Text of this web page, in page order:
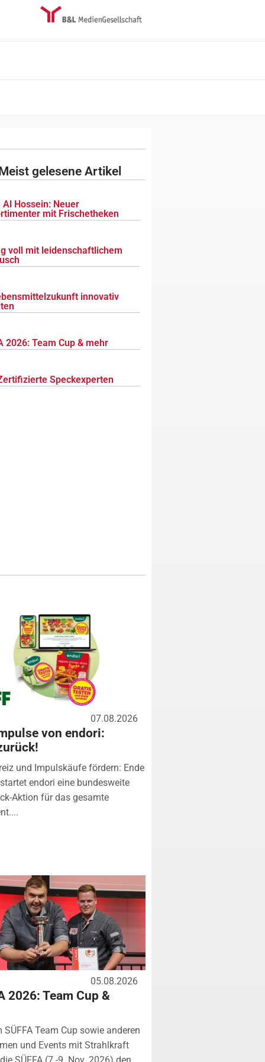
gelesene Artikel
Al Hossein: Neuer
mit Frischetheken
voll mit leidenschaftlichem
innovativ
2026: Team Cup & mehr
Speckexperten
07.08.2026
von endori:
und Impulskäufe fördern: Ende
endori eine bundesweite
Aktion für das gesamte
05.08.2026
2026: Team Cup &
SÜFFA Team Cup sowie anderen
und Events mit Strahlkraft